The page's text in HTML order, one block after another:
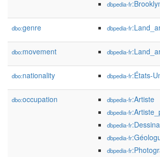
dbpedia-fr
dbo:genre dbpedia-fr
dbo:movement dbpedia-fr
dbo:nationality dbpedia-fr:États-
dbo:occupation dbpedia-fr:Artiste
dbpedia-fr
dbpedia-fr
dbpedia-fr
dbpedia-fr